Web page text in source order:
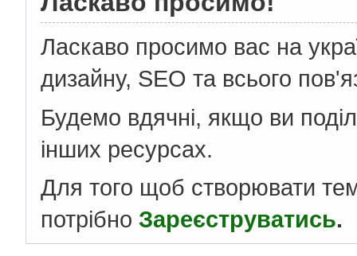
Ласкаво просимо вас на
дизайну, SEO та всього
Будемо вдячні, якщо ви
інших ресурсах.
Для того щоб створювати
потрібно Зареєструватись.